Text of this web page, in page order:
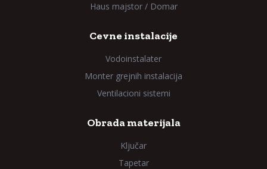
Haus majstor / Domar
Cevne instalacije
Vodoinstalater
Monter grejnih instalacija
Ventilacioni sistemi
Obrada materijala
Ključar
Tapetar